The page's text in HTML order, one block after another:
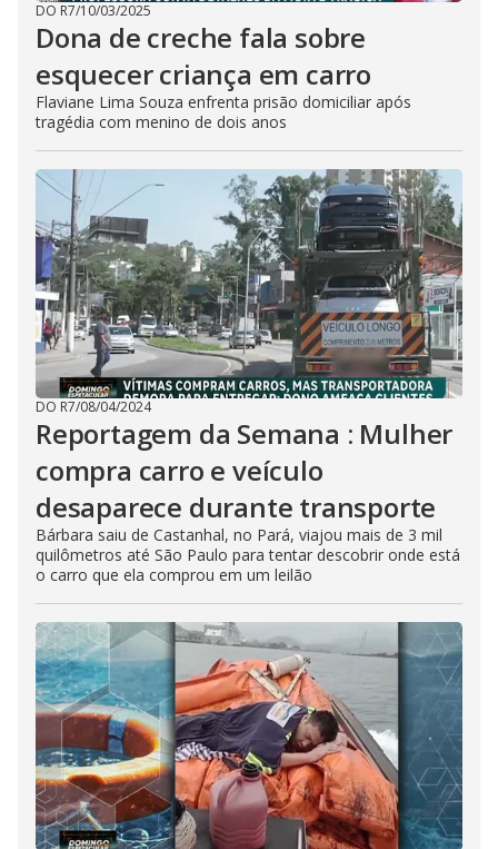
DO R7/10/03/2025
Dona de creche fala sobre
esquecer criança em carro
Flaviane Lima Souza enfrenta prisão domiciliar após
tragédia com menino de dois anos
DO R7/08/04/2024
Reportagem da Semana : Mulher
compra carro e veículo
desaparece durante transporte
Bárbara saiu de Castanhal, no Pará, viajou mais de 3 mil
quilômetros até São Paulo para tentar descobrir onde está
o carro que ela comprou em um leilão